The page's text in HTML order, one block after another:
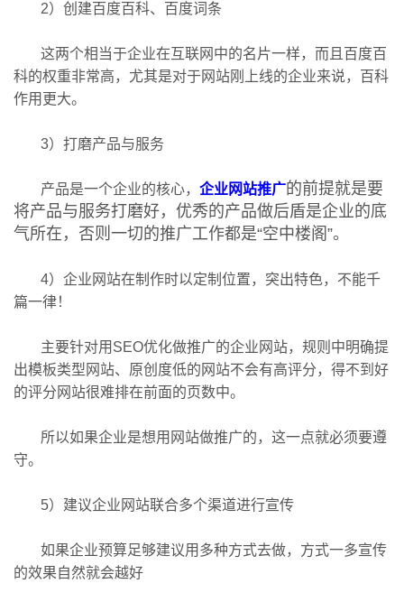
2）创建百度百科、百度词条
这两个相当于企业在互联网中的名片一样，而且百度百
科的权重非常高，尤其是对于网站刚上线的企业来说，百科
作用更大。
3）打磨产品与服务
产品是一个企业的核心， 企业网站推广的前提就是要
将产品与服务打磨好，优秀的产品做后盾是企业的底
气所在，否则一切的推广工作都是“空中楼阁”。
4）企业网站在制作时以定制位置，突出特色，不能千
篇一律！
主要针对用SEO优化做推广的企业网站，规则中明确提
出模板类型网站、原创度低的网站不会有高评分，得不到好
的评分网站很难排在前面的页数中。
所以如果企业是想用网站做推广的，这一点就必须要遵
守。
5）建议企业网站联合多个渠道进行宣传
如果企业预算足够建议用多种方式去做，方式一多宣传
的效果自然就会越好